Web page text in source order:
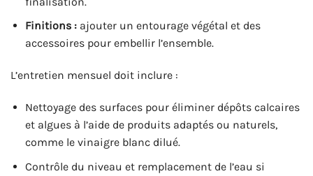
Finitions :ajouter un entourage végétal et des
accessoires pour embellir l’ensemble.
L’entretien mensuel doit inclure :
Nettoyage des surfaces pour éliminer dépôts calcaires
et algues à l’aide de produits adaptés ou naturels,
comme le vinaigre blanc dilué.
Contrôle du niveau et remplacement de l’eau si